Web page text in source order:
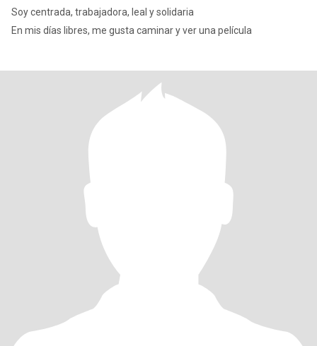
Soy centrada, trabajadora, leal y solidaria
En mis días libres, me gusta caminar y ver una película